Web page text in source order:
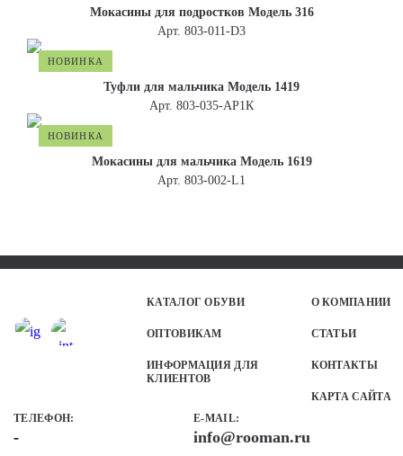
Мокасины для подростков Модель 316
Арт. 803-011-D3
НОВИНКА
Туфли для мальчика Модель 1419
Арт. 803-035-АР1К
НОВИНКА
Мокасины для мальчика Модель 1619
Арт. 803-002-L1
КАТАЛОГ ОБУВИ
ОПТОВИКАМ
ИНФОРМАЦИЯ ДЛЯ
КЛИЕНТОВ
О КОМПАНИИ
СТАТЬИ
КОНТАКТЫ
КАРТА САЙТА
ТЕЛЕФОН:
-
E-MAIL:
info@rooman.ru